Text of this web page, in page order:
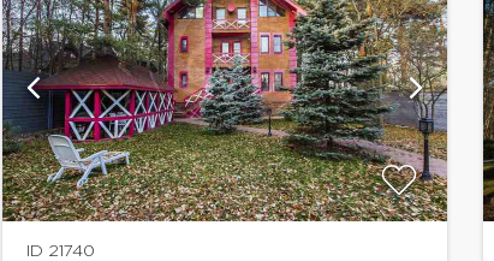
ID 21740
показать ещё 45 фотографий